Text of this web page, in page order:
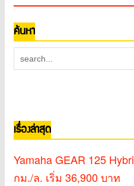
ค้นหา
เรื่องล่าสุด
Yamaha GEAR 125
กม./ล. เริ่ม 36,900 บาท